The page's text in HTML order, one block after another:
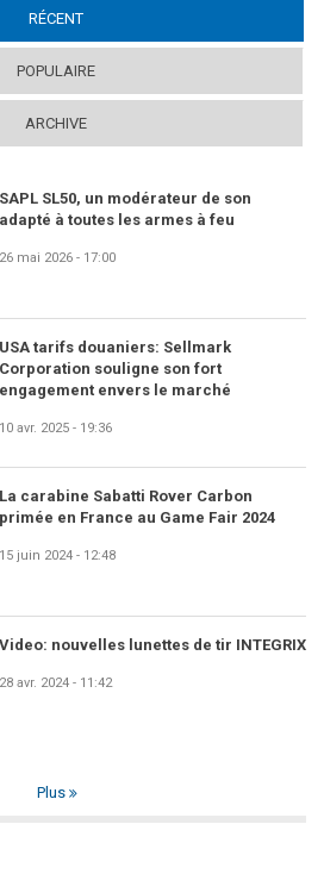
RÉCENT
POPULAIRE
ARCHIVE
SAPL SL50, un modérateur de son
adapté à toutes les armes à feu
26 mai 2026 - 17:00
USA tarifs douaniers: Sellmark
Corporation souligne son fort
engagement envers le marché
10 avr. 2025 - 19:36
La carabine Sabatti Rover Carbon
primée en France au Game Fair 2024
15 juin 2024 - 12:48
Video: nouvelles lunettes de tir INTEGRIX
28 avr. 2024 - 11:42
Plus